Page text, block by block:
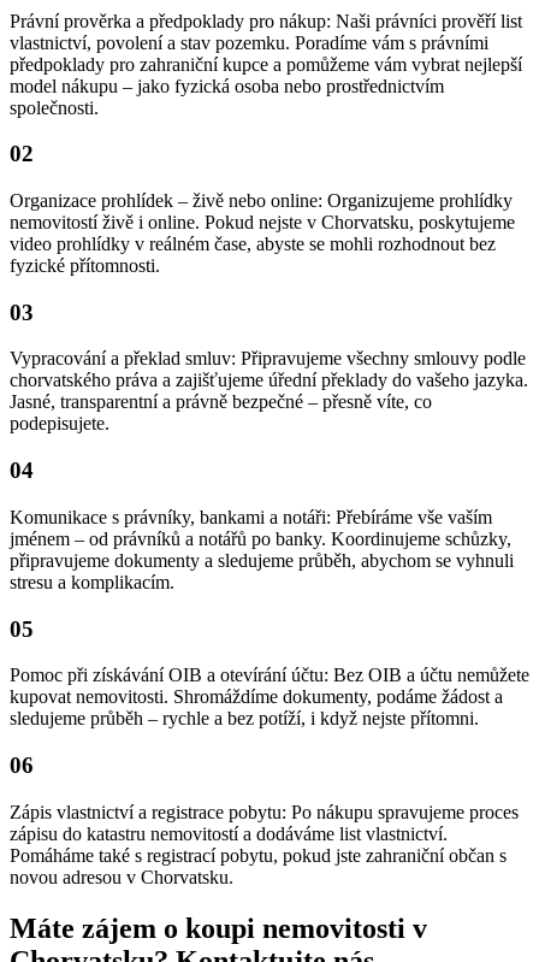
Právní prověrka a předpoklady pro nákup: Naši právníci prověří list
vlastnictví, povolení a stav pozemku. Poradíme vám s právními
předpoklady pro zahraniční kupce a pomůžeme vám vybrat nejlepší
model nákupu – jako fyzická osoba nebo prostřednictvím
společnosti.
02
Organizace prohlídek – živě nebo online: Organizujeme prohlídky
nemovitostí živě i online. Pokud nejste v Chorvatsku, poskytujeme
video prohlídky v reálném čase, abyste se mohli rozhodnout bez
fyzické přítomnosti.
03
Vypracování a překlad smluv: Připravujeme všechny smlouvy podle
chorvatského práva a zajišťujeme úřední překlady do vašeho jazyka.
Jasné, transparentní a právně bezpečné – přesně víte, co
podepisujete.
04
Komunikace s právníky, bankami a notáři: Přebíráme vše vaším
jménem – od právníků a notářů po banky. Koordinujeme schůzky,
připravujeme dokumenty a sledujeme průběh, abychom se vyhnuli
stresu a komplikacím.
05
Pomoc při získávání OIB a otevírání účtu: Bez OIB a účtu nemůžete
kupovat nemovitosti. Shromáždíme dokumenty, podáme žádost a
sledujeme průběh – rychle a bez potíží, i když nejste přítomni.
06
Zápis vlastnictví a registrace pobytu: Po nákupu spravujeme proces
zápisu do katastru nemovitostí a dodáváme list vlastnictví.
Pomáháme také s registrací pobytu, pokud jste zahraniční občan s
novou adresou v Chorvatsku.
Máte zájem o koupi nemovitosti v